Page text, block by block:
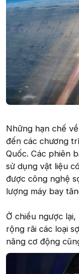
Những hạn chế
đến các chương
Quốc. Các phiên
sử dụng vật liệu
được công nghệ
lượng máy bay
Ở chiều ngược
rộng rãi các loại
năng cơ động